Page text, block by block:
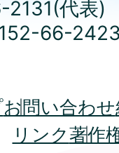
代表)
66-
お問い合わせ
リンク著作